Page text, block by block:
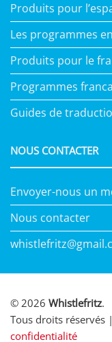
Produits pour
Les programmes
Produits pour le
Programmes
Guides de
NOUS CONTACTER
Envoyer-nous un
Nous contacter
© 2026 Whistlefritz.
Tous droits réservés |
confidentialité